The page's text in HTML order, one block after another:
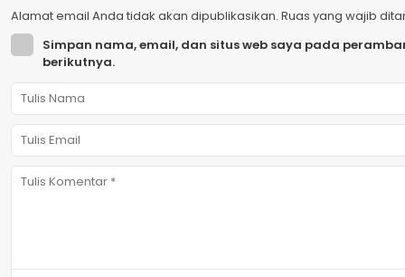
Alamat email Anda tidak akan dipublikasikan. Ruas yang wajib
Simpan nama, email, dan situs web saya pada
berikutnya.